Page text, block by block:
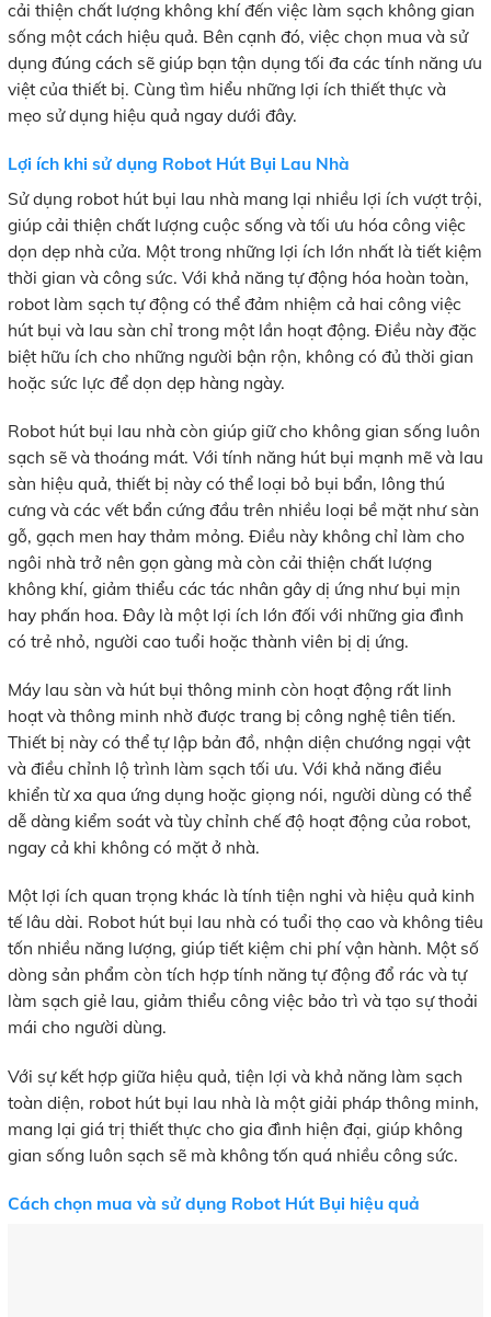
cải thiện chất lượng không khí đến việc làm sạch không gian
sống một cách hiệu quả. Bên cạnh đó, việc chọn mua và sử
dụng đúng cách sẽ giúp bạn tận dụng tối đa các tính năng ưu
việt của thiết bị. Cùng tìm hiểu những lợi ích thiết thực và
mẹo sử dụng hiệu quả ngay dưới đây.
Lợi ích khi sử dụng Robot Hút Bụi Lau Nhà
Sử dụng robot hút bụi lau nhà mang lại nhiều lợi ích vượt trội,
giúp cải thiện chất lượng cuộc sống và tối ưu hóa công việc
dọn dẹp nhà cửa. Một trong những lợi ích lớn nhất là tiết kiệm
thời gian và công sức. Với khả năng tự động hóa hoàn toàn,
robot làm sạch tự động có thể đảm nhiệm cả hai công việc
hút bụi và lau sàn chỉ trong một lần hoạt động. Điều này đặc
biệt hữu ích cho những người bận rộn, không có đủ thời gian
hoặc sức lực để dọn dẹp hàng ngày.
Robot hút bụi lau nhà còn giúp giữ cho không gian sống luôn
sạch sẽ và thoáng mát. Với tính năng hút bụi mạnh mẽ và lau
sàn hiệu quả, thiết bị này có thể loại bỏ bụi bẩn, lông thú
cưng và các vết bẩn cứng đầu trên nhiều loại bề mặt như sàn
gỗ, gạch men hay thảm mỏng. Điều này không chỉ làm cho
ngôi nhà trở nên gọn gàng mà còn cải thiện chất lượng
không khí, giảm thiểu các tác nhân gây dị ứng như bụi mịn
hay phấn hoa. Đây là một lợi ích lớn đối với những gia đình
có trẻ nhỏ, người cao tuổi hoặc thành viên bị dị ứng.
Máy lau sàn và hút bụi thông minh còn hoạt động rất linh
hoạt và thông minh nhờ được trang bị công nghệ tiên tiến.
Thiết bị này có thể tự lập bản đồ, nhận diện chướng ngại vật
và điều chỉnh lộ trình làm sạch tối ưu. Với khả năng điều
khiển từ xa qua ứng dụng hoặc giọng nói, người dùng có thể
dễ dàng kiểm soát và tùy chỉnh chế độ hoạt động của robot,
ngay cả khi không có mặt ở nhà.
Một lợi ích quan trọng khác là tính tiện nghi và hiệu quả kinh
tế lâu dài. Robot hút bụi lau nhà có tuổi thọ cao và không tiêu
tốn nhiều năng lượng, giúp tiết kiệm chi phí vận hành. Một số
dòng sản phẩm còn tích hợp tính năng tự động đổ rác và tự
làm sạch giẻ lau, giảm thiểu công việc bảo trì và tạo sự thoải
mái cho người dùng.
Với sự kết hợp giữa hiệu quả, tiện lợi và khả năng làm sạch
toàn diện, robot hút bụi lau nhà là một giải pháp thông minh,
mang lại giá trị thiết thực cho gia đình hiện đại, giúp không
gian sống luôn sạch sẽ mà không tốn quá nhiều công sức.
Cách chọn mua và sử dụng Robot Hút Bụi hiệu quả